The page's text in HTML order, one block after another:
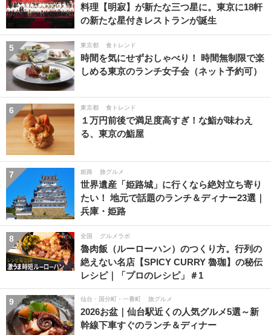
料理【明寂】が新たな三つ星に。東京に18軒
の新たな星付きレストランが誕生
5 東京都 食トレンド
時間を気にせずおしゃべり！ 時間無制限で楽
しめる東京のランチ女子会（ネット予約可）
6 東京都 食トレンド
１万円前後で満足度高すぎ！な鮨が味わえ
る、東京の鮨屋
7 姫路 旅グルメ
世界遺産「姫路城」に行くなら絶対立ち寄り
たい！ 地元で話題のランチ＆ディナー23選｜
兵庫・姫路
8 全国 グルメラボ
魯肉飯（ルーローハン）のつくり方。行列の
絶えない名店【SPICY CURRY 魯珈】の秘伝
レシピ｜「プロのレシピ」＃1
9 仙台・国分町・一番町 旅グルメ
2026お盆｜仙台駅近くの人気グルメ5選～新
幹線下車すぐのランチ＆ディナー